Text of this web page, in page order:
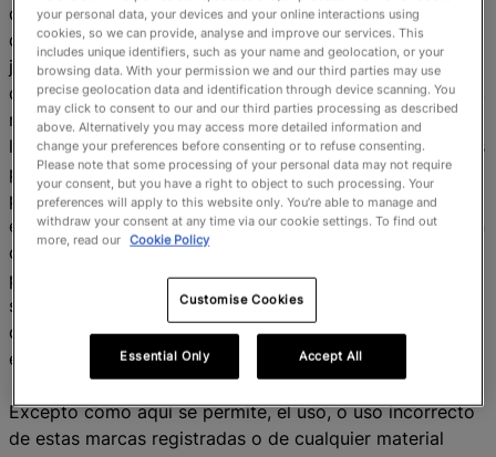
de la Webb Ellis Cup son marcas registradas propiedad
de Rugby World Cup Limited y están registradas en
jurisdicciones de todo el mundo. Además, todos los
derechos de los nombres del torneo, trofeos principales,
nombres de compañías, denominaciones comerciales,
logos, envases de productos y diseños de RWC o de sus
patrocinadores oficiales, concesionarios, proveedores o
productos o servicios de terceras partes, pertenecen
exclusivamente a RWC o a dichas terceras partes, según
corresponda, o a sus respectivos propietarios, y están
protegidos por las leyes nacionales e internacionales,
según corresponda, contra la reproducción, imitación,
desintegración o usos que se presten a confusión, o
engañosos.
Excepto como aquí se permite, el uso, o uso incorrecto
de estas marcas registradas o de cualquier material
your personal data, your devices and your online interactions using
cookies, so we can provide, analyse and improve our services. This
includes unique identifiers, such as your name and geolocation, or your
browsing data. With your permission we and our third parties may use
precise geolocation data and identification through device scanning. You
may click to consent to our and our third parties processing as described
above. Alternatively you may access more detailed information and
change your preferences before consenting or to refuse consenting.
Please note that some processing of your personal data may not require
your consent, but you have a right to object to such processing. Your
preferences will apply to this website only. You’re able to manage and
withdraw your consent at any time via our cookie settings. To find out
more, read our Cookie Policy
Customise Cookies
Essential Only Accept All